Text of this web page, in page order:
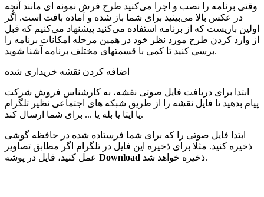
وقتی برنامه را نصب و اجرا می‌کنید طرح فرش نمونه ای مانند آنچه
در عکس بالا می‌بینید برای شما باز شده و آماده بافت است. اگر
اولین باریست که از برنامه استفاده می‌کنید پیشنهاد می‌کنیم که قبل
از وارد کردن طرح مورد نظر خود در همین مرحله امکانات برنامه را
برسی کنید تا کمی با قسمتهای مختلف برنامه آشنا شوید.
اضافه کردن نقشه خریداری شده
ابتدا برای دریافت فایل صوتی نقشه، به کارشناس فروش شرکت
پیام بدهید تا فایل نقشه را از طریق شبکه های اجتماعی نظیر تلگرام
یا ایتا یا بله یا ... برای شما ارسال کند.
ابتدا فایل صوتی را که برای شما فرستاده شده در حافظه گوشی
ذخیره کنید. مثلا برای ذخیره این فایل در تلگرام اگر مطابق تصاویر
Download ذخیره خواهد شد.